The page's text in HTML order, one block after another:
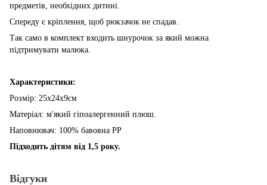
предметів, необхідних дитині.
Спереду є кріплення, щоб рюкзачок не спадав.
Так само в комплект входить шнурочок за який можна
підтримувати малюка.
Характеристики:
Розмір: 25x24x9см
Матеріал: м'який гіпоалергенний плюш.
Наповнювач: 100% бавовна PP
Підходить дітям від 1,5 року.
Відгуки